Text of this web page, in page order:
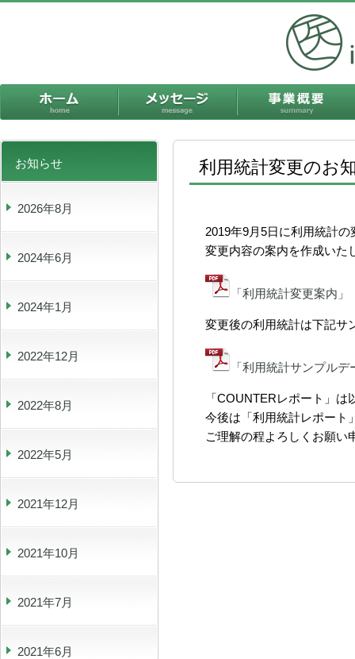
ホーム メッセージ
お知らせ
2026年8月
2024年6月
2024年1月
2022年12月
2022年8月
2022年5月
2021年12月
2021年10月
2021年7月
2021年6月
利用統計変更のお
2019年9月5日に利用統計
変更内容の案内を作成いた
「利用統計変更案内」
変更後の利用統計は下記サ
「利用統計サンプルデ
「COUNTERレポート」
今後は「利用統計レポート
ご理解の程よろしくお願い